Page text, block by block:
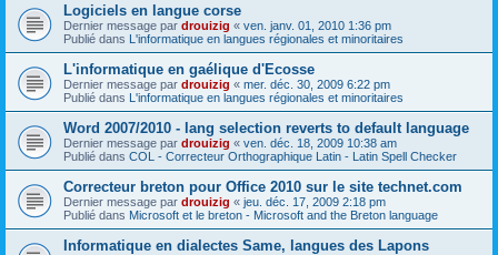
Logiciels en langue corse
Dernier message par drouizig « ven. janv. 01, 2010 1:36 pm
Publié dans L'informatique en langues régionales et minoritaires
L'informatique en gaélique d'Ecosse
Dernier message par drouizig « mer. déc. 30, 2009 6:22 pm
Publié dans L'informatique en langues régionales et minoritaires
Word 2007/2010 - lang selection reverts to default language
Dernier message par drouizig « ven. déc. 18, 2009 10:38 am
Publié dans COL - Correcteur Orthographique Latin - Latin Spell Checker
Correcteur breton pour Office 2010 sur le site technet.com
Dernier message par drouizig « jeu. déc. 17, 2009 2:18 pm
Publié dans Microsoft et le breton - Microsoft and the Breton language
Informatique en dialectes Same, langues des Lapons